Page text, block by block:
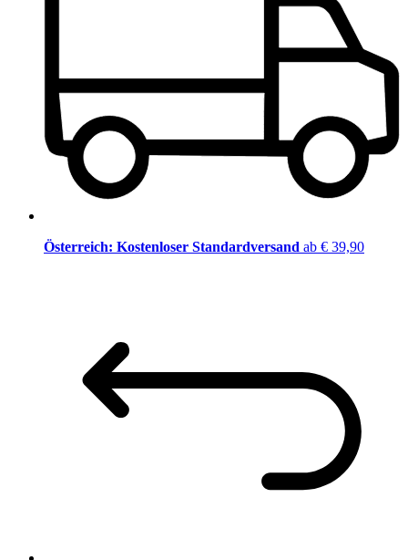
Österreich: Kostenloser Standardversand ab € 39,90